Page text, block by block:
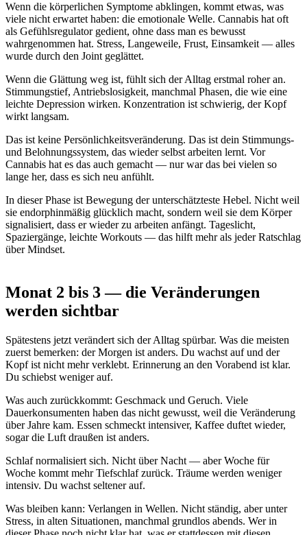
Wenn die körperlichen Symptome abklingen, kommt etwas, was
viele nicht erwartet haben: die emotionale Welle. Cannabis hat oft
als Gefühlsregulator gedient, ohne dass man es bewusst
wahrgenommen hat. Stress, Langeweile, Frust, Einsamkeit — alles
wurde durch den Joint geglättet.
Wenn die Glättung weg ist, fühlt sich der Alltag erstmal roher an.
Stimmungstief, Antriebslosigkeit, manchmal Phasen, die wie eine
leichte Depression wirken. Konzentration ist schwierig, der Kopf
wirkt langsam.
Das ist keine Persönlichkeitsveränderung. Das ist dein Stimmungs-
und Belohnungssystem, das wieder selbst arbeiten lernt. Vor
Cannabis hat es das auch gemacht — nur war das bei vielen so
lange her, dass es sich neu anfühlt.
In dieser Phase ist Bewegung der unterschätzteste Hebel. Nicht weil
sie endorphinmäßig glücklich macht, sondern weil sie dem Körper
signalisiert, dass er wieder zu arbeiten anfängt. Tageslicht,
Spaziergänge, leichte Workouts — das hilft mehr als jeder Ratschlag
über Mindset.
Monat 2 bis 3 — die Veränderungen
werden sichtbar
Spätestens jetzt verändert sich der Alltag spürbar. Was die meisten
zuerst bemerken: der Morgen ist anders. Du wachst auf und der
Kopf ist nicht mehr verklebt. Erinnerung an den Vorabend ist klar.
Du schiebst weniger auf.
Was auch zurückkommt: Geschmack und Geruch. Viele
Dauerkonsumenten haben das nicht gewusst, weil die Veränderung
über Jahre kam. Essen schmeckt intensiver, Kaffee duftet wieder,
sogar die Luft draußen ist anders.
Schlaf normalisiert sich. Nicht über Nacht — aber Woche für
Woche kommt mehr Tiefschlaf zurück. Träume werden weniger
intensiv. Du wachst seltener auf.
Was bleiben kann: Verlangen in Wellen. Nicht ständig, aber unter
Stress, in alten Situationen, manchmal grundlos abends. Wer in